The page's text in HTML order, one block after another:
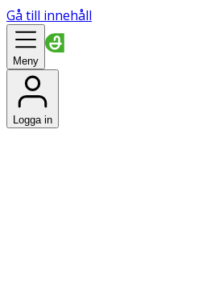
Gå till innehåll
Meny
Logga in